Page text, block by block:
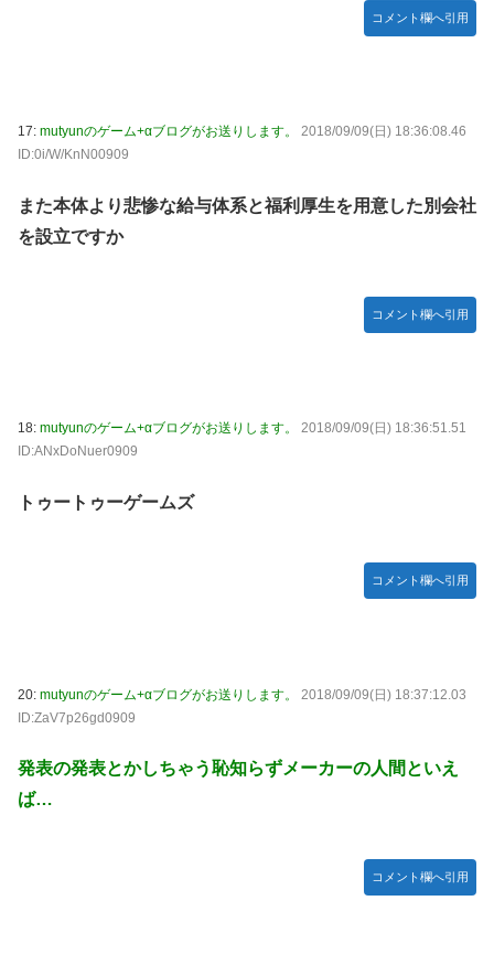
コメント欄へ引用
17: mutyunのゲーム+αブログがお送りします。
2018/09/09(日) 18:36:08.46
ID:0i/W/KnN00909
また本体より悲惨な給与体系と福利厚生を用意した別会社
を設立ですか
コメント欄へ引用
18: mutyunのゲーム+αブログがお送りします。
2018/09/09(日) 18:36:51.51
ID:ANxDoNuer0909
トゥートゥーゲームズ
コメント欄へ引用
20: mutyunのゲーム+αブログがお送りします。
2018/09/09(日) 18:37:12.03
ID:ZaV7p26gd0909
発表の発表とかしちゃう恥知らずメーカーの人間といえ
ば…
コメント欄へ引用